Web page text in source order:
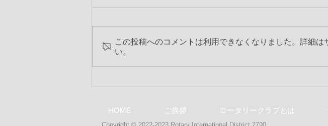
第2284回 2018-19年度 最終特
この投稿へのコメントは利用できなくなりました。詳細
い。
HOME ご挨拶 ロータリークラブとは